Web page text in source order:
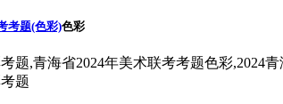
考题(色彩)色彩
题,青海省2024年美术联考考题色彩,2024青